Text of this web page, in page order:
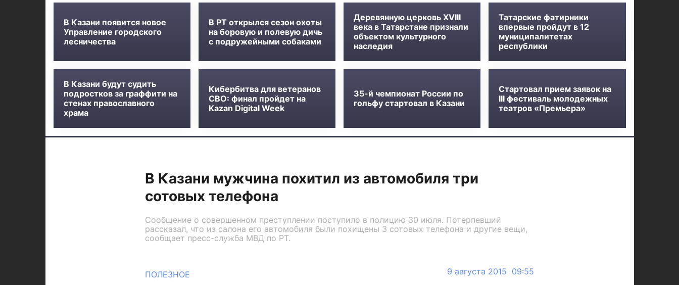
В Казани появится новое
Управление городского
лесничества
В РТ открылся сезон охоты
на боровую и полевую дичь
с подружейными собаками
Деревянную церковь XVIII
века в Татарстане признали
объектом культурного
наследия
Татарские фатирники
впервые пройдут в 12
муниципалитетах
республики
В Казани будут судить
подростков за граффити на
стенах православного
храма
Кибербитва для ветеранов
СВО: финал пройдет на
Kazan Digital Week
35-й чемпионат России по
гольфу стартовал в Казани
Стартовал прием заявок на
III фестиваль молодежных
театров «Премьера»
В Казани мужчина похитил из автомобиля три
сотовых телефона
Сообщение о совершенном преступлении поступило в полицию 30 июля. Потерпевший
рассказал, что из салона его автомобиля были похищены 3 сотовых телефона и другие вещи,
сообщает пресс-служба МВД по РТ.
ПОЛЕЗНОЕ 9 августа 2015 09:55